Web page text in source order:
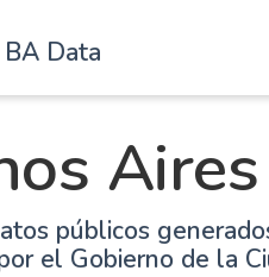
BA Data
públicos
el Gobierno de la